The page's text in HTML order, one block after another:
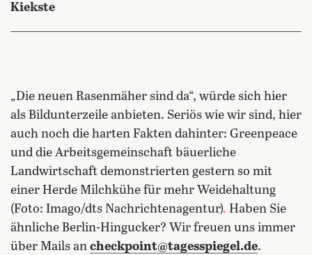
Kiekste
„Die neuen Rasenmäher sind da“, würde sich hier
als Bildunterzeile anbieten. Seriös wie wir sind, hier
auch noch die harten Fakten dahinter: Greenpeace
und die Arbeitsgemeinschaft bäuerliche
Landwirtschaft demonstrierten gestern so mit
einer Herde Milchkühe für mehr Weidehaltung
(Foto: Imago/dts Nachrichtenagentur). Haben Sie
ähnliche Berlin-Hingucker? Wir freuen uns immer
über Mails an checkpoint@tagesspiegel.de.